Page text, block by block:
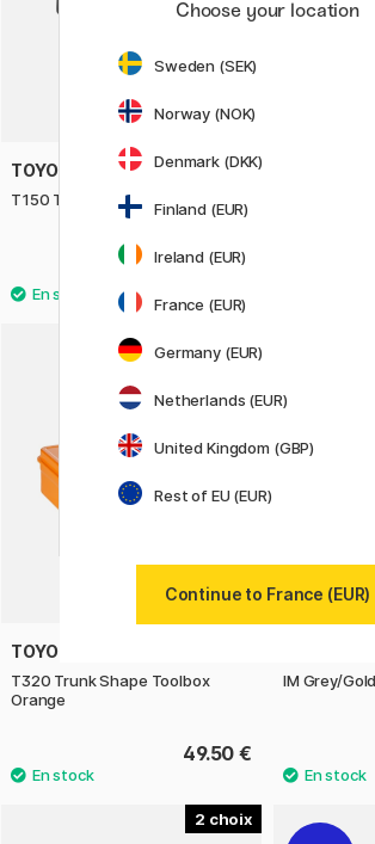
TOYO STEEL COMPANY
T150 Trunk Shape Toolbox Black
23.20 €
Cretacolor
TOYO STEEL COMPANY
T320 Trunk Shape Toolbox
Orange
49.50 €
IM Grey/
2
Choose your location
Sweden (SEK)
Norway (NOK)
Denmark (DKK)
Finland (EUR)
Ireland (EUR)
France (EUR)
Germany (EUR)
Netherlands (EUR)
United Kingdom (GBP)
Rest of EU (EUR)
Continue to France (EUR)